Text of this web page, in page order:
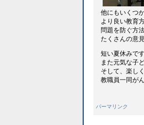
他にもいくつ
より良い教育
問題を防ぐ方
たくさんの意
短い夏休みです
また元気な子
そして、楽し
教職員一同が
パーマリンク